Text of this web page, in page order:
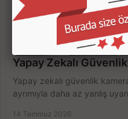
Yapay Zekalı
Yapay zekalı güvenlik
ayrımıyla daha az yanlış
14 Temmuz 2026